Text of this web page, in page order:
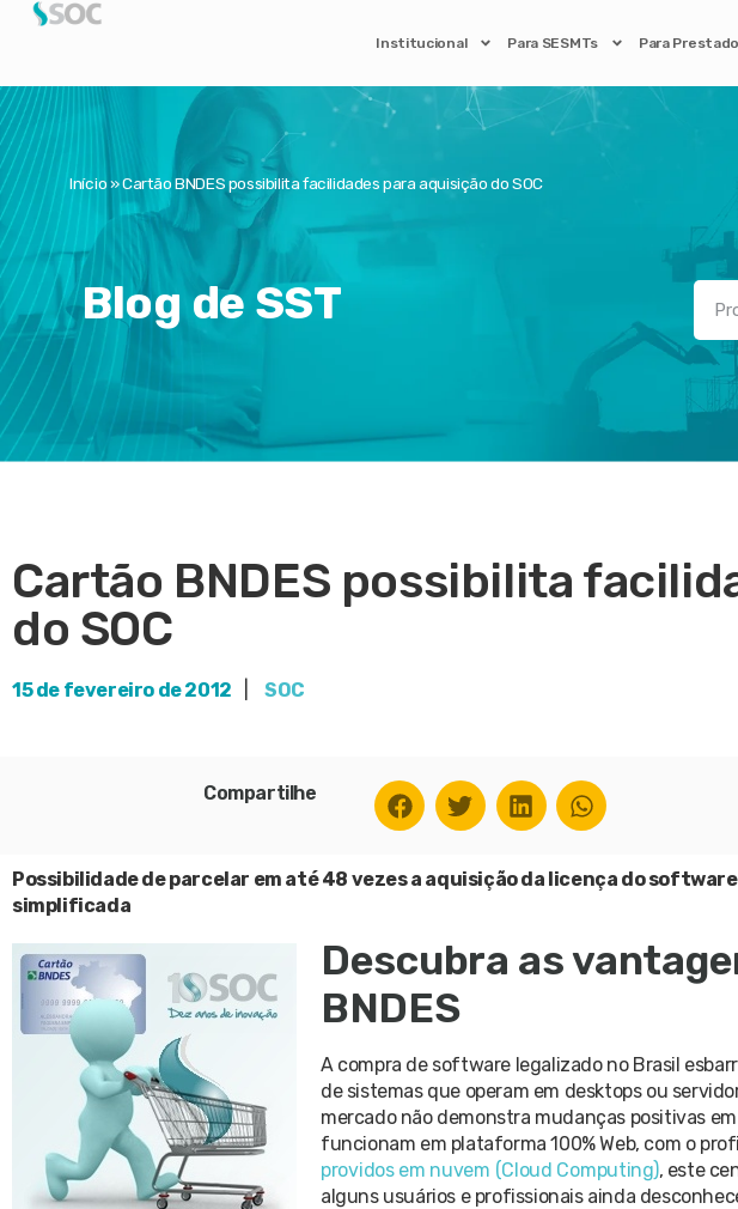
Institucional Para SESMTs Para
Início»Cartão BNDES possibilita facilidades para aquisição do SOC
Blog de SST
Cartão BNDES possibilita
do SOC
15 de fevereiro de 2012 SOC
Compartilhe
Possibilidade de parcelar em até 48 vezes a aquisição da licença do
simplificada
Descubra as
BNDES
A compra de software legalizado no Brasil
de sistemas que operam em desktops ou
mercado não demonstra mudanças positivas
funcionam em plataforma 100% Web, com o
providos em nuvem (Cloud Computing), este
alguns usuários e profissionais ainda